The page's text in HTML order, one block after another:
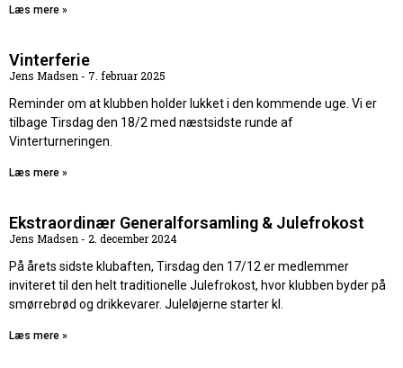
Læs mere »
Vinterferie
Jens Madsen
7. februar 2025
Reminder om at klubben holder lukket i den kommende uge. Vi er
tilbage Tirsdag den 18/2 med næstsidste runde af
Vinterturneringen.
Læs mere »
Ekstraordinær Generalforsamling & Julefrokost
Jens Madsen
2. december 2024
På årets sidste klubaften, Tirsdag den 17/12 er medlemmer
inviteret til den helt traditionelle Julefrokost, hvor klubben byder på
smørrebrød og drikkevarer. Juleløjerne starter kl.
Læs mere »